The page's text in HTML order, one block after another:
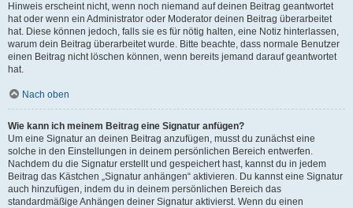
Hinweis erscheint nicht, wenn noch niemand auf deinen Beitrag geantwortet
hat oder wenn ein Administrator oder Moderator deinen Beitrag überarbeitet
hat. Diese können jedoch, falls sie es für nötig halten, eine Notiz hinterlassen,
warum dein Beitrag überarbeitet wurde. Bitte beachte, dass normale Benutzer
einen Beitrag nicht löschen können, wenn bereits jemand darauf geantwortet
hat.
Nach oben
Wie kann ich meinem Beitrag eine Signatur anfügen?
Um eine Signatur an deinen Beitrag anzufügen, musst du zunächst eine
solche in den Einstellungen in deinem persönlichen Bereich entwerfen.
Nachdem du die Signatur erstellt und gespeichert hast, kannst du in jedem
Beitrag das Kästchen „Signatur anhängen“ aktivieren. Du kannst eine Signatur
auch hinzufügen, indem du in deinem persönlichen Bereich das
standardmäßige Anhängen deiner Signatur aktivierst. Wenn du einen